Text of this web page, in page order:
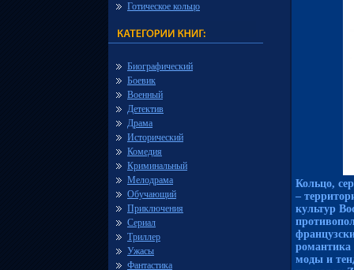
Готическое кольцо
Биографический
Боевик
Военный
Детектив
Драма
Исторический
Комедия
Криминальный
Мелодрама
Обучающий
Приключения
Сериал
Триллер
Ужасы
Фантастика
Кольцо,
–
культур
моды и